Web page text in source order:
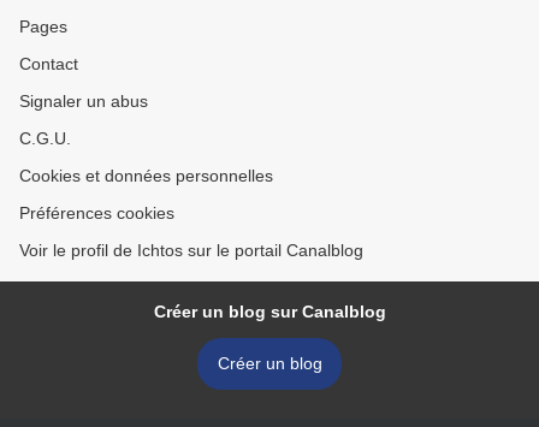
Pages
Contact
Signaler un abus
C.G.U.
Cookies et données personnelles
Préférences cookies
Voir le profil de Ichtos sur le portail Canalblog
Créer un blog sur Canalblog
Créer un blog